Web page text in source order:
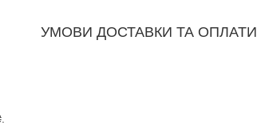
УМОВИ ДОСТАВКИ ТА ОПЛАТИ